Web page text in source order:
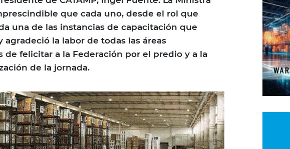
que cada uno, desde el rol que
una de las instancias de capacitación que
agradeció la labor de todas las áreas
de felicitar a la Federación por el predio y a la
de la jornada.